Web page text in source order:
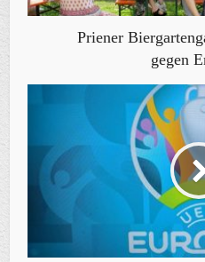
Priener
gegen